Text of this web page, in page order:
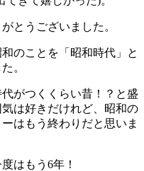
とうございました。
のことを「昭和時代」と
。
がつくくらい昔！？と盛
は好きだけれど、昭和の
はもう終わりだと思いま
はもう6年！